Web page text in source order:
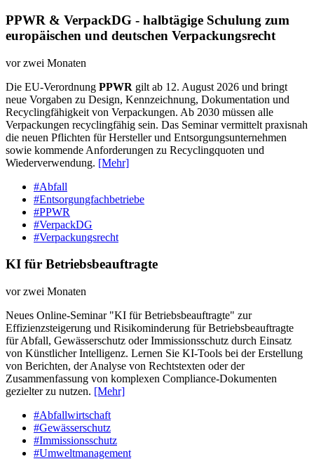
PPWR & VerpackDG - halbtägige Schulung zum
europäischen und deutschen Verpackungsrecht
vor zwei Monaten
Die EU-Verordnung PPWR gilt ab 12. August 2026 und bringt
neue Vorgaben zu Design, Kennzeichnung, Dokumentation und
Recyclingfähigkeit von Verpackungen. Ab 2030 müssen alle
Verpackungen recyclingfähig sein. Das Seminar vermittelt praxisnah
die neuen Pflichten für Hersteller und Entsorgungsunternehmen
sowie kommende Anforderungen zu Recyclingquoten und
Wiederverwendung. [Mehr]
#Abfall
#Entsorgungfachbetriebe
#PPWR
#VerpackDG
#Verpackungsrecht
KI für Betriebsbeauftragte
vor zwei Monaten
Neues Online-Seminar "KI für Betriebsbeauftragte" zur
Effizienzsteigerung und Risikominderung für Betriebsbeauftragte
für Abfall, Gewässerschutz oder Immissionsschutz durch Einsatz
von Künstlicher Intelligenz. Lernen Sie KI-Tools bei der Erstellung
von Berichten, der Analyse von Rechtstexten oder der
Zusammenfassung von komplexen Compliance-Dokumenten
gezielter zu nutzen. [Mehr]
#Abfallwirtschaft
#Gewässerschutz
#Immissionsschutz
#Umweltmanagement